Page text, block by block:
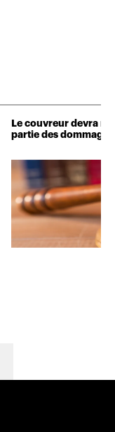
Le couvreur devra
partie des dommages